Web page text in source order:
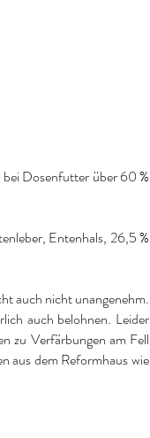
bei Dosenfutter über 60 %
Entenhals, 26,5 %
auch nicht unangenehm.
auch belohnen. Leider
zu Verfärbungen am Fell
aus dem Reformhaus wie